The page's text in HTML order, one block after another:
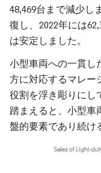
48,469台まで減少し
復し、2022年には
は安定しました。
小型車両への一貫し
方に対応するマレー
役割を浮き彫りにし
踏まえると、小型車
盤的要素であり続け